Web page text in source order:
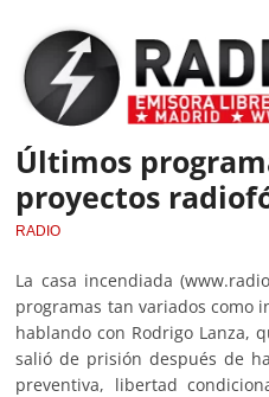
Últimos
proyectos
RADIO
La casa incendiada
programas tan variados como
hablando con Rodrigo Lanza,
salió de prisión después de
preventiva, libertad